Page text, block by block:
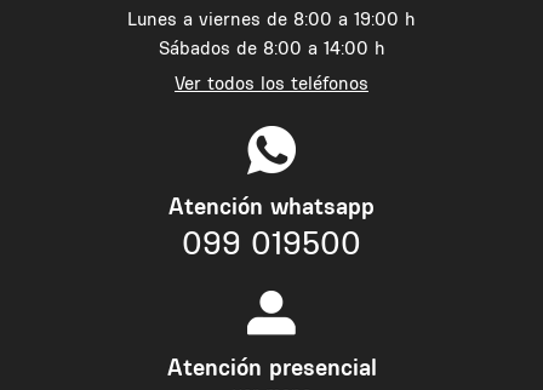
Lunes a viernes de 8:00 a 19:00 h
Sábados de 8:00 a 14:00 h
Ver todos los teléfonos
Atención whatsapp
099 019500
Atención presencial